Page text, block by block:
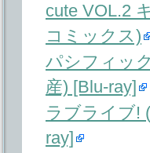
cute VOL.2
コミックス)
パシフィッ
産) [Blu-ray]
ラブライブ!
ray]